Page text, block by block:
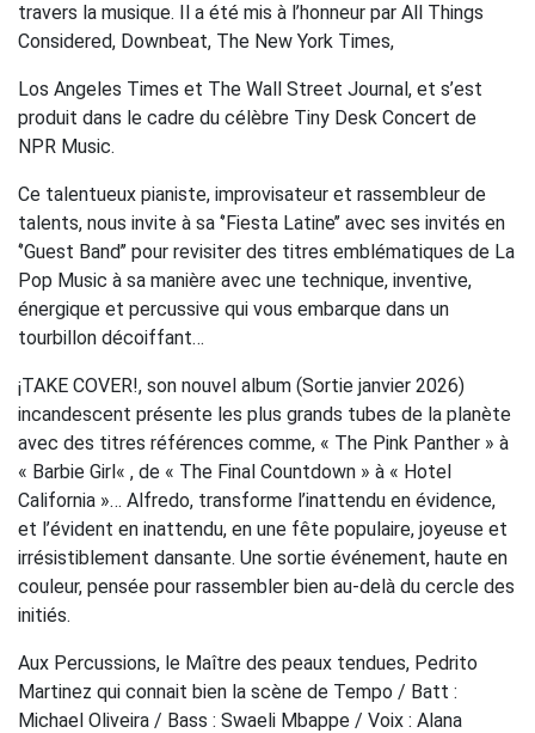
travers la musique. Il a été mis à l’honneur par All Things
Considered, Downbeat, The New York Times,
Los Angeles Times et The Wall Street Journal, et s’est
produit dans le cadre du célèbre Tiny Desk Concert de
NPR Music.
Ce talentueux pianiste, improvisateur et rassembleur de
talents, nous invite à sa ‘’Fiesta Latine’’ avec ses invités en
‘’Guest Band’’ pour revisiter des titres emblématiques de La
Pop Music à sa manière avec une technique, inventive,
énergique et percussive qui vous embarque dans un
tourbillon décoiffant…
¡TAKE COVER!, son nouvel album (Sortie janvier 2026)
incandescent présente les plus grands tubes de la planète
avec des titres références comme, « The Pink Panther » à
« Barbie Girl« , de « The Final Countdown » à « Hotel
California »… Alfredo, transforme l’inattendu en évidence,
et l’évident en inattendu, en une fête populaire, joyeuse et
irrésistiblement dansante. Une sortie événement, haute en
couleur, pensée pour rassembler bien au-delà du cercle des
initiés.
Aux Percussions, le Maître des peaux tendues, Pedrito
Martinez qui connait bien la scène de Tempo / Batt :
Michael Oliveira / Bass : Swaeli Mbappe / Voix : Alana